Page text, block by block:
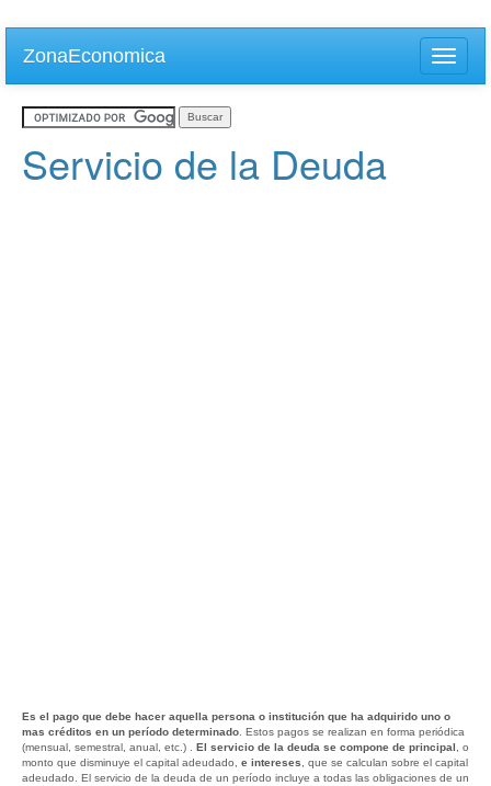
to
content
ZonaEconomica
Toggle
Servicio de la Deuda
Es el pago que debe hacer aquella persona o institución que ha adquirido uno o
mas créditos en un período determinado . Estos pagos se realizan en forma periódica
(mensual, semestral, anual, etc.) . El servicio de la deuda se compone de principal , o
monto que disminuye el capital adeudado, e intereses , que se calculan sobre el capital
adeudado. El servicio de la deuda de un período incluye a todas las obligaciones de un